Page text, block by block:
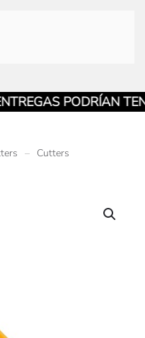
PODRÍAN TENER
Cutters